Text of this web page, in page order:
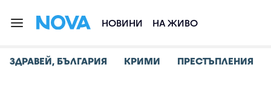
НОВИНИ НА ЖИВО
ЗДРАВЕЙ, БЪЛГАРИЯ КРИМИ ПРЕСТЪПЛЕНИЯ